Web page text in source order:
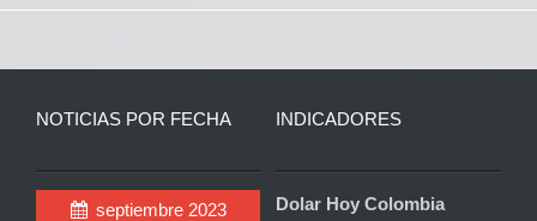
NOTICIAS POR FECHA
septiembre 2023
INDICADORES
Dolar Hoy Colombia